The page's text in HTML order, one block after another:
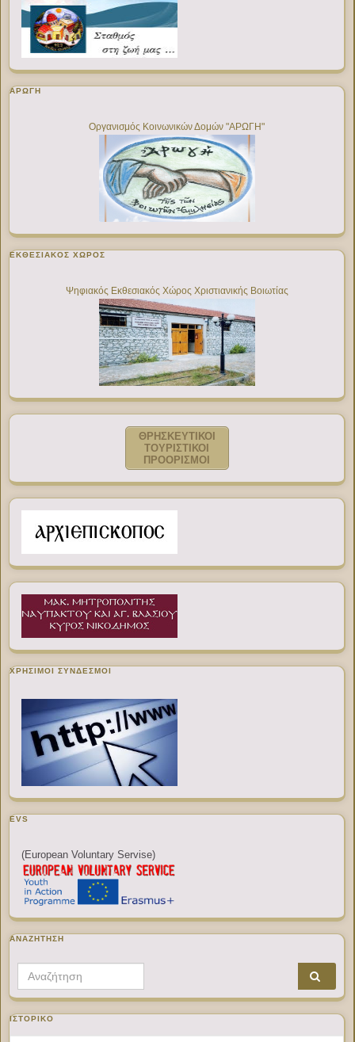
ΑΡΩΓΗ
Οργανισμός Κοινωνικών Δομών "ΑΡΩΓΗ"
ΕΚΘΕΣΙΑΚΌΣ ΧΏΡΟΣ
Ψηφιακός Εκθεσιακός Χώρος Χριστιανικής Βοιωτίας
ΘΡΗΣΚΕΥΤΙΚΟΙ
ΤΟΥΡΙΣΤΙΚΟΙ
ΠΡΟΟΡΙΣΜΟΙ
ΧΡΉΣΙΜΟΙ ΣΎΝΔΕΣΜΟΙ
EVS
(European Voluntary Servise)
ΑΝΑΖΉΤΗΣΗ
Search for:
ΙΣΤΟΡΙΚΌ